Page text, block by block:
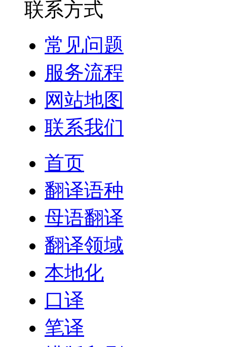
常见问题
服务流程
网站地图
联系我们
首页
翻译语种
母语翻译
翻译领域
本地化
口译
笔译